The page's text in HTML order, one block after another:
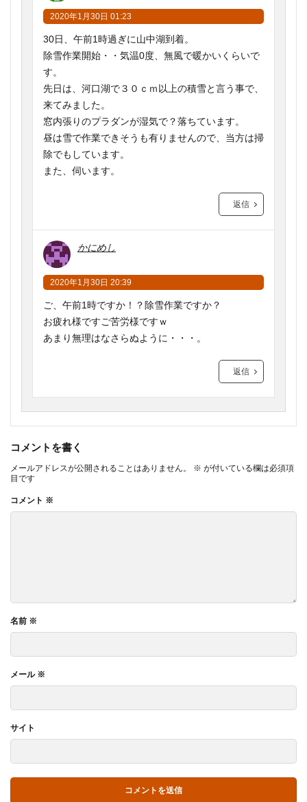
2020年1月30日 01:23
30日、午前1時過ぎに山中湖到着。
除雪作業開始・・気温0度、無風で暖かいくらいで
す。
先日は、河口湖で３０ｃｍ以上の積雪と言う事で、
来てみました。
窓内張りのプラダンが湿気で？落ちています。
昼は雪で作業できそうも有りませんので、当方は掃
除でもしています。
また、伺います。
返信
かにめし
2020年1月30日 20:39
ご、午前1時ですか！？除雪作業ですか？
お疲れ様ですご苦労様ですｗ
あまり無理はなさらぬように・・・。
返信
コメントを書く
メールアドレスが公開されることはありません。 ※ が付いている欄は必須項
目です
コメント ※
名前 ※
メール ※
サイト